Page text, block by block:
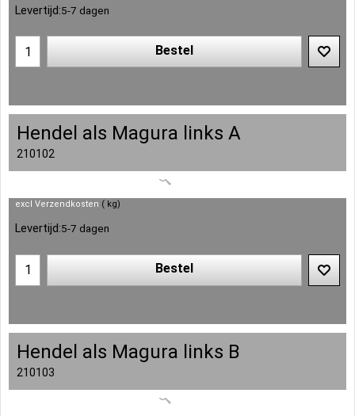
Levertijd:5-7 dagen
Bestel
Hendel als Magura links A
210102
excl Verzendkosten kg
Levertijd:5-7 dagen
Bestel
Hendel als Magura links B
210103